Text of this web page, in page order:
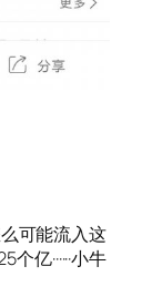
么可能流入这
······小牛